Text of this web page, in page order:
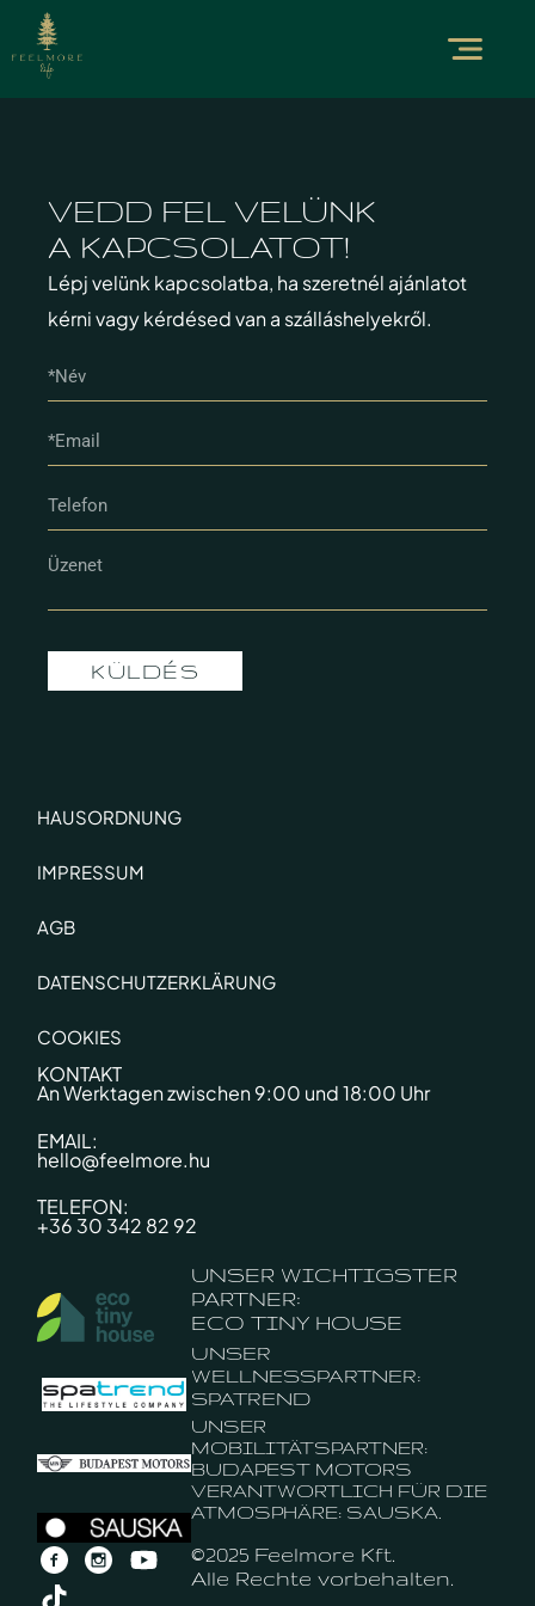
VEDD FEL VELÜNK
A KAPCSOLATOT!
Lépj velünk kapcsolatba, ha szeretnél ajánlatot
kérni vagy kérdésed van a szálláshelyekről.
KÜLDÉS
HAUSORDNUNG
IMPRESSUM
AGB
DATENSCHUTZERKLÄRUNG
COOKIES
KONTAKT
An Werktagen zwischen 9:00 und 18:00 Uhr
EMAIL:
hello@feelmore.hu
TELEFON:
+36 30 342 82 92
UNSER WICHTIGSTER
PARTNER:
ECO TINY HOUSE
UNSER
WELLNESSPARTNER:
SPATREND
UNSER
MOBILITÄTSPARTNER:
BUDAPEST MOTORS
VERANTWORTLICH FÜR DIE
ATMOSPHÄRE: SAUSKA.
©2025 Feelmore Kft.
Alle Rechte vorbehalten.